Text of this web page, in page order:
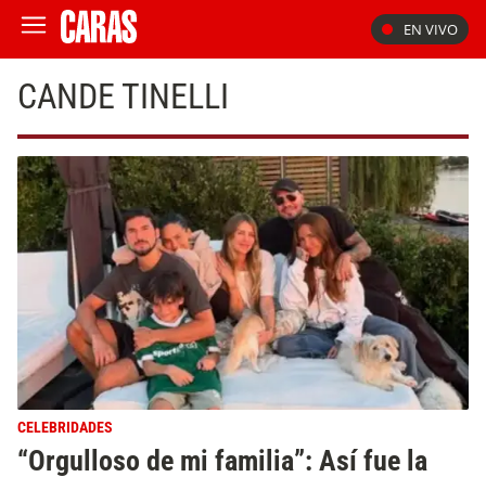
EN VIVO
CANDE TINELLI
CELEBRIDADES
“Orgulloso de mi familia”: Así fue la